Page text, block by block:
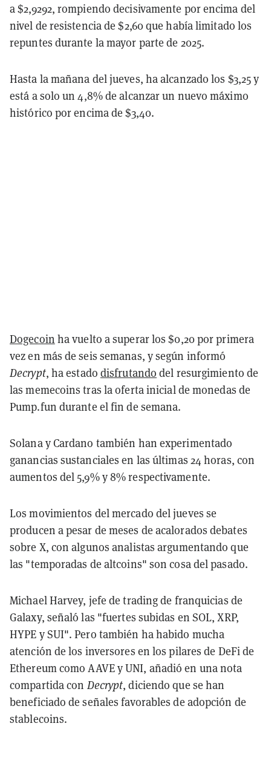
a $2,9292, rompiendo decisivamente por encima del
nivel de resistencia de $2,60 que había limitado los
repuntes durante la mayor parte de 2025.
Hasta la mañana del jueves, ha alcanzado los $3,25 y
está a solo un 4,8% de alcanzar un nuevo máximo
histórico por encima de $3,40.
Dogecoin ha vuelto a superar los $0,20 por primera
vez en más de seis semanas, y según informó
Decrypt, ha estado disfrutando del resurgimiento de
las memecoins tras la oferta inicial de monedas de
Pump.fun durante el fin de semana.
Solana y Cardano también han experimentado
ganancias sustanciales en las últimas 24 horas, con
aumentos del 5,9% y 8% respectivamente.
Los movimientos del mercado del jueves se
producen a pesar de meses de acalorados debates
sobre X, con algunos analistas argumentando que
las "temporadas de altcoins" son cosa del pasado.
Michael Harvey, jefe de trading de franquicias de
Galaxy, señaló las "fuertes subidas en SOL, XRP,
HYPE y SUI". Pero también ha habido mucha
atención de los inversores en los pilares de DeFi de
Ethereum como AAVE y UNI, añadió en una nota
compartida con Decrypt, diciendo que se han
beneficiado de señales favorables de adopción de
stablecoins.